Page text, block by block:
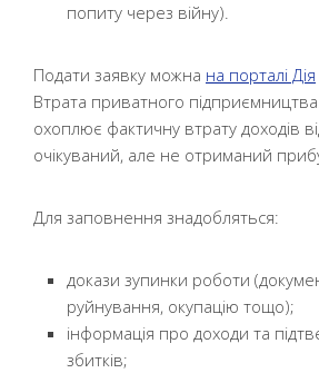
попиту через війну).
Подати заявку можна на порталі Дія
Втрата приватного
охоплює фактичну втрату доходів
очікуваний, але не отриманий
Для заповнення знадобляться:
докази зупинки роботи
руйнування, окупацію тощо);
інформація про доходи та
збитків;